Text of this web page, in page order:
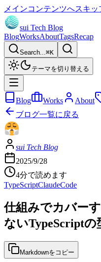
メインコンテンツへスキッ
sui Tech Blog
BlogWorksAboutTagsRecap
Search...⌘K
テーマを切り替える
Blog Works About
ブログ一覧に戻る
sui Tech Blog
2025/9/28
4分で読めます
TypeScriptClaudeCode
仕組みでカバー
ないTypeScriptの
Markdownをコピー